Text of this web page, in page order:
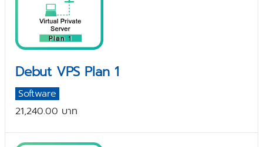
Debut VPS Plan 1
Software
21,240.00 บาท